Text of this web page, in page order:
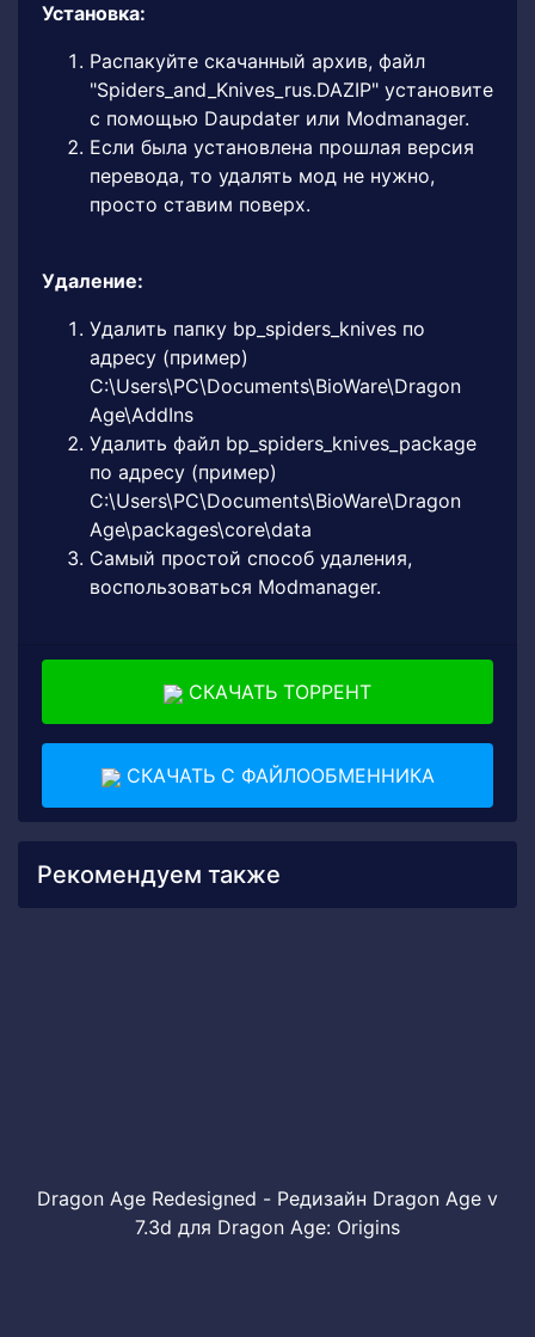
Установка:
Распакуйте скачанный архив, файл
"Spiders_and_Knives_rus.DAZIP" установите
с помощью Daupdater или Modmanager.
Если была установлена прошлая версия
перевода, то удалять мод не нужно,
просто ставим поверх.
Удаление:
Удалить папку bp_spiders_knives по
адресу (пример)
C:\Users\PC\Documents\BioWare\Dragon
Age\AddIns
Удалить файл bp_spiders_knives_package
по адресу (пример)
C:\Users\PC\Documents\BioWare\Dragon
Age\packages\core\data
Самый простой способ удаления,
воспользоваться Modmanager.
СКАЧАТЬ ТОРРЕНТ
СКАЧАТЬ С ФАЙЛООБМЕННИКА
Рекомендуем также
Dragon Age Redesigned - Редизайн Dragon Age v
7.3d для Dragon Age: Origins